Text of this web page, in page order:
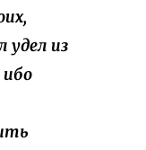
удел из
ибо